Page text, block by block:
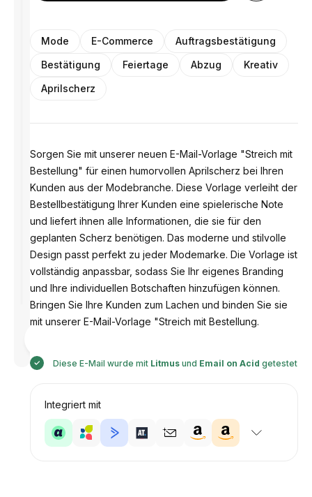
Mode E-Commerce
Auftragsbestätigung
Bestätigung
Feiertage Abzug
Kreativ
Aprilscherz
Sorgen Sie mit unserer neuen E-Mail-Vorlage "Streich mit
Bestellung" für einen humorvollen Aprilscherz bei Ihren
Kunden aus der Modebranche. Diese Vorlage verleiht der
Bestellbestätigung Ihrer Kunden eine spielerische Note
und liefert ihnen alle Informationen, die sie für den
geplanten Scherz benötigen. Das moderne und stilvolle
Design passt perfekt zu jeder Modemarke. Die Vorlage ist
vollständig anpassbar, sodass Sie Ihr eigenes Branding
und Ihre individuellen Botschaften hinzufügen können.
Bringen Sie Ihre Kunden zum Lachen und binden Sie sie
mit unserer E-Mail-Vorlage "Streich mit Bestellung.
Diese E-Mail wurde mit Litmusund Email on Acid getestet
Integriert mit